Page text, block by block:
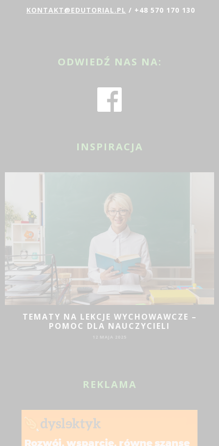
KONTAKT@EDUTORIAL.PL / +48 570 170 130
ODWIEDŹ NAS NA:
INSPIRACJA
–
JAKIE DZIAŁANIA PROMOCYJNE
REKLAMA